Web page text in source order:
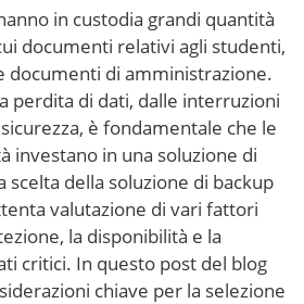
in custodia grandi quantità
documenti relativi agli studenti,
documenti di amministrazione.
perdita di dati, dalle interruzioni
è fondamentale che le
investano in una soluzione di
scelta della soluzione di backup
valutazione di vari fattori
la disponibilità e la
critici. In questo post del blog
chiave per la selezione